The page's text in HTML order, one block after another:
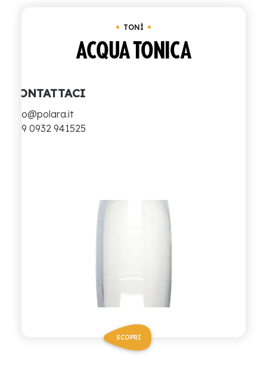
CONTATTACI
info@polara.it
+39 0932 941525
TONÌ
ACQUA TONICA
SCOPRI